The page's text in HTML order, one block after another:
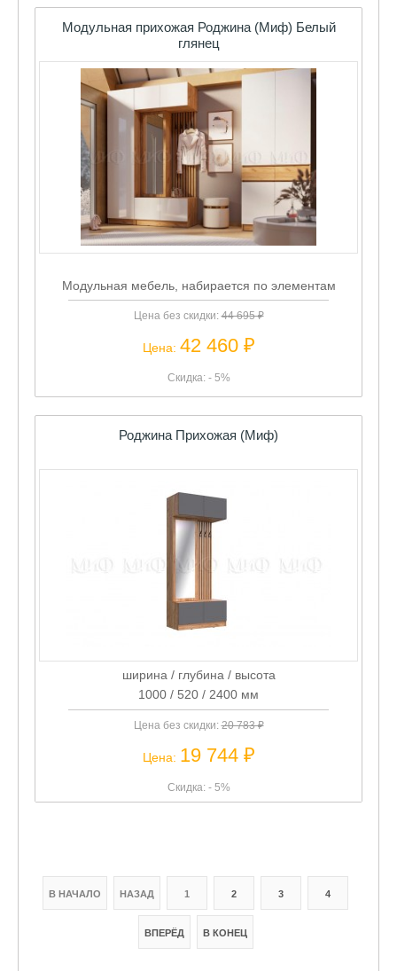
Модульная прихожая Роджина (Миф) Белый
глянец
Модульная мебель, набирается по элементам
Цена без скидки:44 695 ₽
Цена: 42 460 ₽
Скидка: - 5%
Роджина Прихожая (Миф)
ширина / глубина / высота
1000 / 520 / 2400 мм
Цена без скидки:20 783 ₽
Цена: 19 744 ₽
Скидка: - 5%
В НАЧАЛО НАЗАД 1 2 3 4
ВПЕРЁД В КОНЕЦ